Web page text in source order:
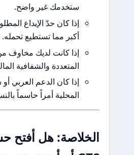
ستخدمك غير واضح.
إذا كان حدّ الإيداع المطلوب لحساب ECN
أكبر مما تستطيع تحمله.
إذا كانت لديك مخاوف من التراخيص
المتعددة والشفافية المالية.
إذا كان الدعم العربي أو سرعة السحب
المحلية أمراً حاسماً بالنسبة لك.
هل أفتح حساباً مع